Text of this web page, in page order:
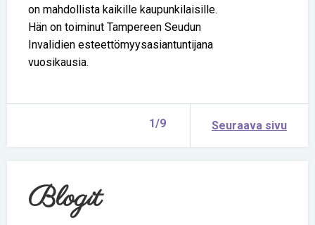
on mahdollista kaikille kaupunkilaisille.
Hän on toiminut Tampereen Seudun
Invalidien esteettömyysasiantuntijana
vuosikausia.
1/9 Seuraava sivu
Blogit